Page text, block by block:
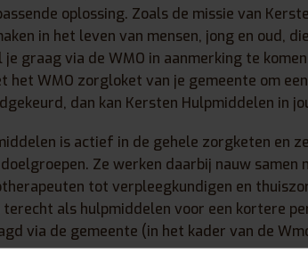
oplossing. Zoals de missie van
in het leven van mensen, jong en oud,
je graag via de WMO in aanmerking te
het WMO zorgloket van je gemeente om
dan kan Kersten Hulpmiddelen in
is actief in de gehele zorgketen en
Ze werken daarbij nauw
tot verpleegkundigen en
als hulpmiddelen voor een kortere
via de gemeente (in het kader van de